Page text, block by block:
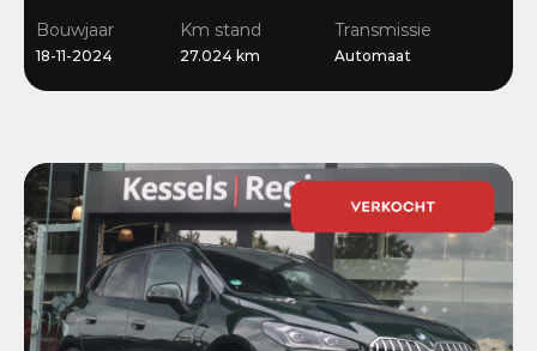
Massage |
Stuur/Stoelverwarming |
Bouwjaar
18-11-2024
Km stand
27.024 km
Transmissie
Automaat